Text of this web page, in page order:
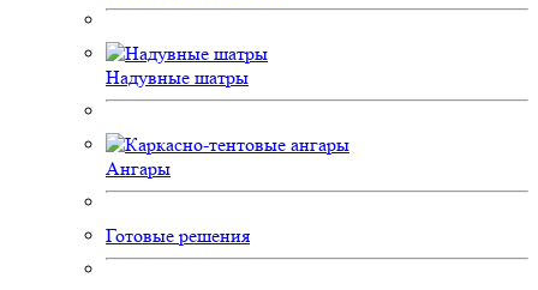
Надувные шатры
Ангары
Готовые решения